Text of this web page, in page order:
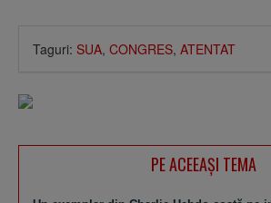
Taguri: SUA, CONGRES, ATENTAT
PE ACEEAŞI TEMA